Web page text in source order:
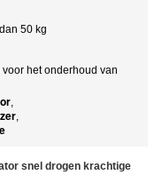
50 kg
het onderhoud van
,
,
snel drogen krachtige